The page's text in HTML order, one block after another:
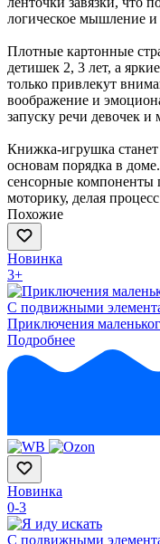
логическое мышление
Плотные картонные
детишек 2, 3 лет, а
только привлекут
воображение и
запуску речи девочек и
Книжка-игрушка
основам порядка в
сенсорные компоненты
моторику, делая
Похожие
Новинка
3+
С подвижными
Приключения
Подробнее
Новинка
0-3
С подвижными